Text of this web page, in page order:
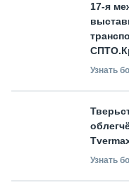
17-я
Узнать
Узнать